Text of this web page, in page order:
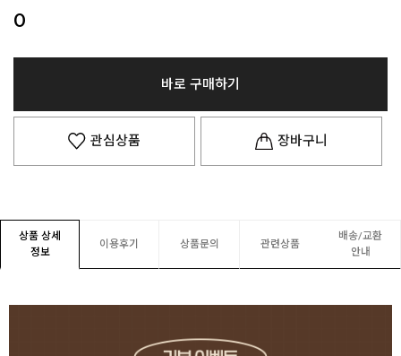
0
바로 구매하기
관심상품 장바구니
상품 상세
정보
이용후기 상품문의 관련상품
배송/교환
안내